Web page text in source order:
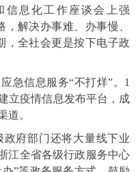
信息化工作座谈会上强
解决办事难、办事慢、
，全社会更是按下电子政
急信息服务“不打烊”。1
立疫情信息发布平台，成
道。
府部门还将大量线下业
江全省各级行政服务中心